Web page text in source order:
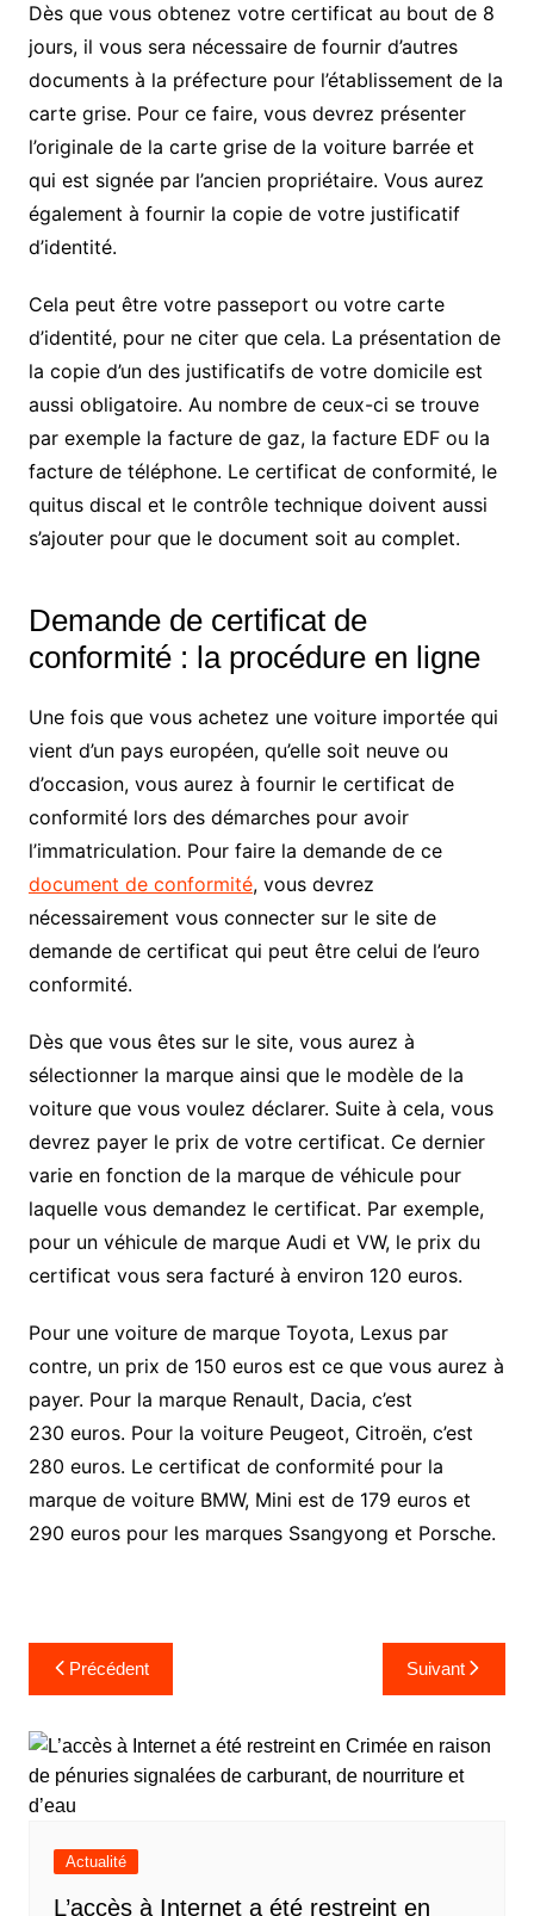
Dès que vous obtenez votre certificat au bout de 8
jours, il vous sera nécessaire de fournir d’autres
documents à la préfecture pour l’établissement de la
carte grise. Pour ce faire, vous devrez présenter
l’originale de la carte grise de la voiture barrée et
qui est signée par l’ancien propriétaire. Vous aurez
également à fournir la copie de votre justificatif
d’identité.
Cela peut être votre passeport ou votre carte
d’identité, pour ne citer que cela. La présentation de
la copie d’un des justificatifs de votre domicile est
aussi obligatoire. Au nombre de ceux-ci se trouve
par exemple la facture de gaz, la facture EDF ou la
facture de téléphone. Le certificat de conformité, le
quitus discal et le contrôle technique doivent aussi
s’ajouter pour que le document soit au complet.
Demande de certificat de
conformité : la procédure en ligne
Une fois que vous achetez une voiture importée qui
vient d’un pays européen, qu’elle soit neuve ou
d’occasion, vous aurez à fournir le certificat de
conformité lors des démarches pour avoir
l’immatriculation. Pour faire la demande de ce
document de conformité, vous devrez
nécessairement vous connecter sur le site de
demande de certificat qui peut être celui de l’euro
conformité.
Dès que vous êtes sur le site, vous aurez à
sélectionner la marque ainsi que le modèle de la
voiture que vous voulez déclarer. Suite à cela, vous
devrez payer le prix de votre certificat. Ce dernier
varie en fonction de la marque de véhicule pour
laquelle vous demandez le certificat. Par exemple,
pour un véhicule de marque Audi et VW, le prix du
certificat vous sera facturé à environ 120 euros.
Pour une voiture de marque Toyota, Lexus par
contre, un prix de 150 euros est ce que vous aurez à
payer. Pour la marque Renault, Dacia, c’est
230 euros. Pour la voiture Peugeot, Citroën, c’est
280 euros. Le certificat de conformité pour la
marque de voiture BMW, Mini est de 179 euros et
290 euros pour les marques Ssangyong et Porsche.
Navigation
de
l’article
Précédent Suivant
Actualité
L’accès à Internet a été restreint en